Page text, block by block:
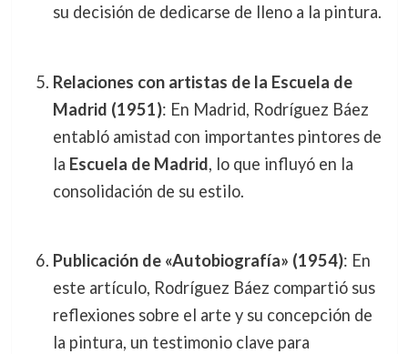
su decisión de dedicarse de lleno a la pintura.
Relaciones con artistas de la Escuela de
Madrid (1951): En Madrid, Rodríguez Báez
entabló amistad con importantes pintores de
la Escuela de Madrid, lo que influyó en la
consolidación de su estilo.
Publicación de «Autobiografía» (1954): En
este artículo, Rodríguez Báez compartió sus
reflexiones sobre el arte y su concepción de
la pintura, un testimonio clave para